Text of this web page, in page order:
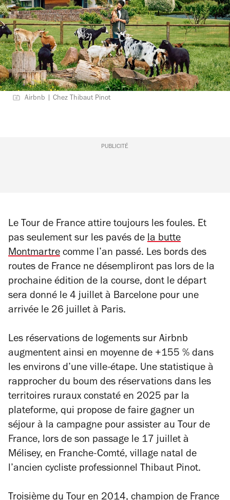
Airbnb | Chez Thibaut Pinot
PUBLICITÉ
Le Tour de France attire toujours les foules. Et
pas seulement sur les pavés de la butte
Montmartre comme l’an passé. Les bords des
routes de France ne désempliront pas lors de la
prochaine édition de la course, dont le départ
sera donné le 4 juillet à Barcelone pour une
arrivée le 26 juillet à Paris.
Les réservations de logements sur Airbnb
augmentent ainsi en moyenne de +155 % dans
les environs d’une ville-étape. Une statistique à
rapprocher du boum des réservations dans les
territoires ruraux constaté en 2025 par la
plateforme, qui propose de faire gagner un
séjour à la campagne pour assister au Tour de
France, lors de son passage le 17 juillet à
Mélisey, en Franche-Comté, village natal de
l’ancien cycliste professionnel Thibaut Pinot.
Troisième du Tour en 2014, champion de France